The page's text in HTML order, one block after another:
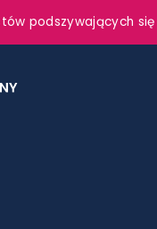
podszywających się